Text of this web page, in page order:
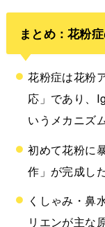
まとめ：花粉
花粉症は花粉
応」であり、
いうメカニズ
初めて花粉に
作」が完成し
くしゃみ・鼻
リエンが主な